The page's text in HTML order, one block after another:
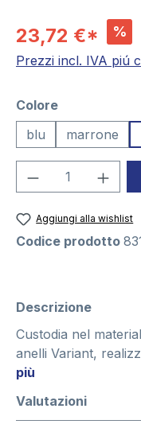
23,72 €* %
Prezzi incl. IVA piú
Seleziona
Colore
blu
marrone
Quantità del
Aggiungi alla wishlist
Codice prodotto
Descrizione
Custodia nel
anelli Variant,
più
Valutazioni